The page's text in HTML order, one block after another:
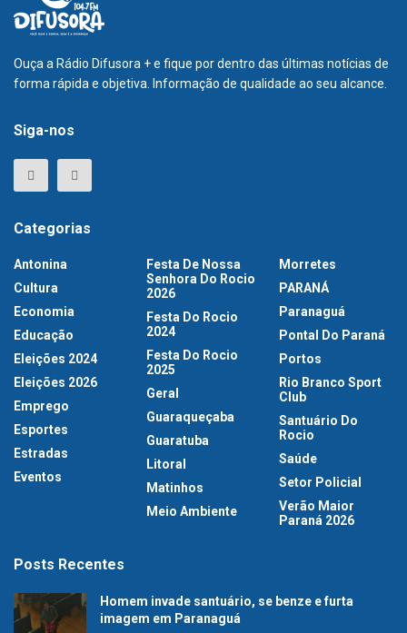
Ouça a Rádio Difusora + e fique por dentro das últimas notícias de
forma rápida e objetiva. Informação de qualidade ao seu alcance.
Siga-nos
Categorias
Antonina
Cultura
Economia
Educação
Eleições 2024
Eleições 2026
Emprego
Esportes
Estradas
Eventos
Festa De Nossa
Senhora Do Rocio
2026
Festa Do Rocio
2024
Festa Do Rocio
2025
Geral
Guaraqueçaba
Guaratuba
Litoral
Matinhos
Meio Ambiente
Morretes
PARANÁ
Paranaguá
Pontal Do Paraná
Portos
Rio Branco Sport
Club
Santuário Do
Rocio
Saúde
Setor Policial
Verão Maior
Paraná 2026
Posts Recentes
Homem invade santuário, se benze e furta
imagem em Paranaguá